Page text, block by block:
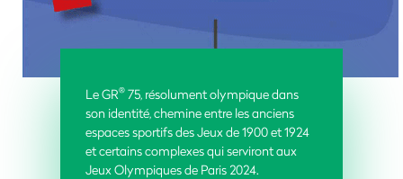
Le GR® 75, résolument olympique dans
son identité, chemine entre les anciens
espaces sportifs des Jeux de 1900 et 1924
et certains complexes qui serviront aux
Jeux Olympiques de Paris 2024.